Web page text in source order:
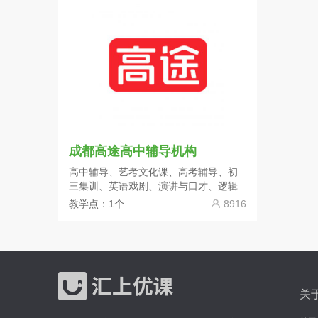
成都高途高中辅导机构
高中辅导、艺考文化课、高考辅导、初
三集训、英语戏剧、演讲与口才、逻辑
思维、科学实验、少儿编程
8916
教学点：1个
关